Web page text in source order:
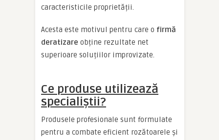
caracteristicile proprietății.
Acesta este motivul pentru care o firmă
deratizare obține rezultate net
superioare soluțiilor improvizate.
Ce produse utilizează
specialiștii?
Produsele profesionale sunt formulate
pentru a combate eficient rozătoarele și